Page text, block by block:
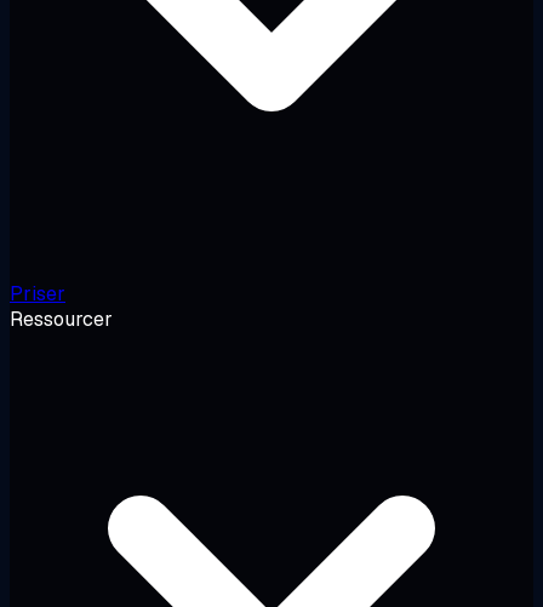
Priser
Ressourcer